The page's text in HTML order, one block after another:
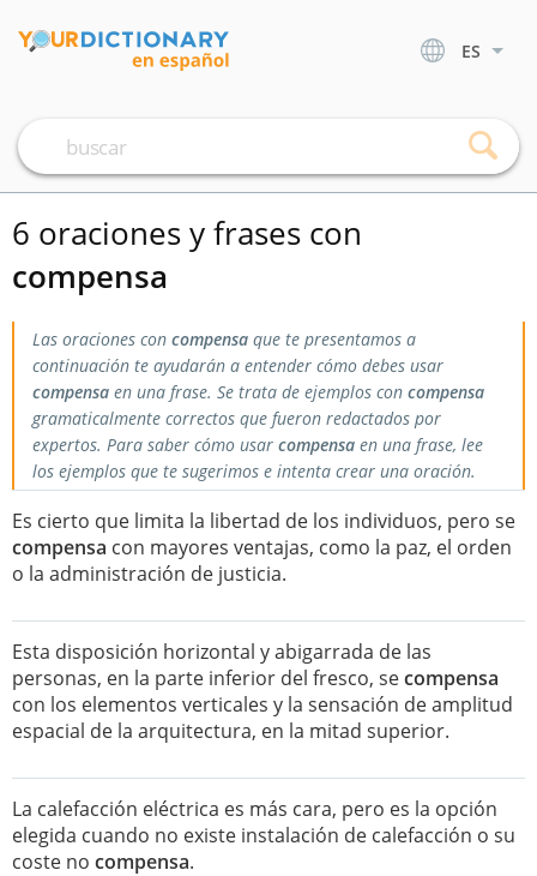
ES
6 oraciones y frases con
compensa
Las oraciones con compensa que te presentamos a
continuación te ayudarán a entender cómo debes usar
compensa en una frase. Se trata de ejemplos con compensa
gramaticalmente correctos que fueron redactados por
expertos. Para saber cómo usar compensa en una frase, lee
los ejemplos que te sugerimos e intenta crear una oración.
Es cierto que limita la libertad de los individuos, pero se
compensa con mayores ventajas, como la paz, el orden
o la administración de justicia.
Esta disposición horizontal y abigarrada de las
personas, en la parte inferior del fresco, secompensa
con los elementos verticales y la sensación de amplitud
espacial de la arquitectura, en la mitad superior.
La calefacción eléctrica es más cara, pero es la opción
elegida cuando no existe instalación de calefacción o su
coste no compensa.